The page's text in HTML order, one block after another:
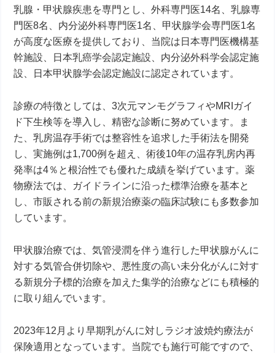
乳腺・甲状腺疾患を専門とし、外科専門医14名、乳腺専
門医8名、内分泌外科専門医1名、甲状腺学会専門医1名
が高度な医療を提供しており、当院は日本専門医機構基
幹施設、日本乳癌学会認定施設、内分泌外科学会認定施
設、日本甲状腺学会認定施設に認定されています。
診療の特徴としては、3次元マンモグラフィやMRIガイ
ド下生検等を導入し、精密な診断に努めています。ま
た、乳房温存手術では整容性を追求した手術法を開発
し、実施例は1,700例を超え、術後10年の温存乳房内再
発率は4％と根治性でも優れた成績を挙げています。薬
物療法では、ガイドラインに沿った標準治療を基本と
し、市販される前の新規治療薬の臨床試験にも多数参加
しています。
甲状腺治療では、気管浸潤を伴う進行した甲状腺がんに
対する気管合併切除や、悪性度の高い未分化がんに対す
る新規分子標的治療を加えた集学的治療などにも積極的
に取り組んでいます。
2023年12月より早期乳がんに対しラジオ波焼灼療法が
保険適用となっています。当院でも施行可能ですので、